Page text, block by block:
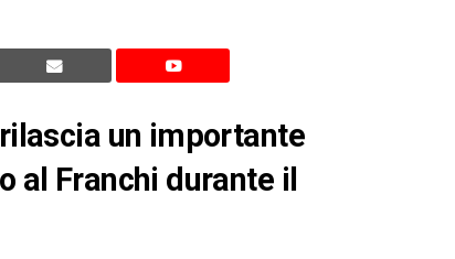
un importante
al Franchi durante il